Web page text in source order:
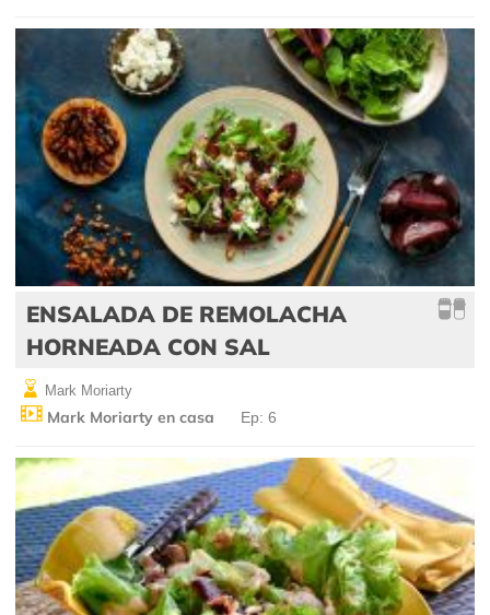
ENSALADA DE REMOLACHA
HORNEADA CON SAL
Mark Moriarty
Mark Moriarty en casa Ep: 6